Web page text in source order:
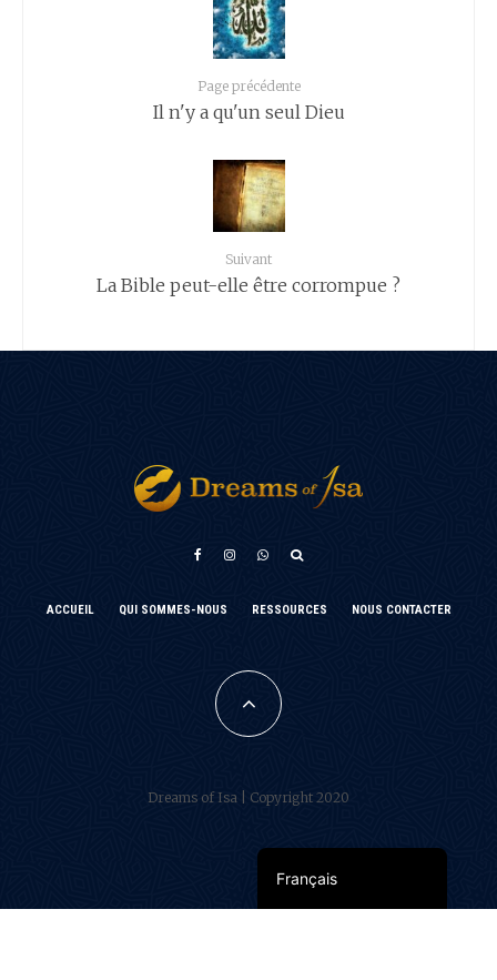
Page précédente
Il n'y a qu'un seul Dieu
Suivant
La Bible peut-elle être corrompue ?
ACCUEIL QUI SOMMES-NOUS RESSOURCES NOUS CONTACTER
Dreams of Isa | Copyright 2020
Français
العربية
فارسی